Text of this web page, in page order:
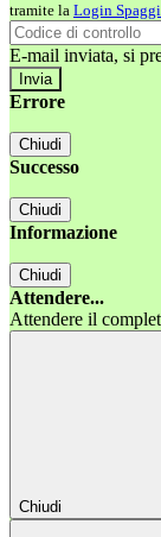
tramite la Login
E-mail inviata, si
Errore
Chiudi
Successo
Chiudi
Informazione
Chiudi
Attendere...
Attendere il
Chiudi